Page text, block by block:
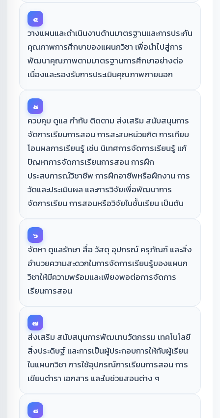
๔
วางแผนและดำเนินงานด้านมาตรฐานและการประกัน
คุณภาพการศึกษาของแผนกวิชา เพื่อนำไปสู่การ
พัฒนาคุณภาพตามมาตรฐานการศึกษาอย่างต่อ
เนื่องและรองรับการประเมินคุณภาพภายนอก
๕
ควบคุม ดูแล กำกับ ติดตาม ส่งเสริม สนับสนุนการ
จัดการเรียนการสอน การสะสมหน่วยกิต การเทียบ
โอนผลการเรียนรู้ เช่น นิเทศการจัดการเรียนรู้ แก้
ปัญหาการจัดการเรียนการสอน การฝึก
ประสบการณ์วิชาชีพ การฝึกอาชีพหรือฝึกงาน การ
วัดและประเมินผล และการวิจัยเพื่อพัฒนาการ
จัดการเรียน การสอนหรือวิจัยในชั้นเรียน เป็นต้น
๖
จัดหา ดูแลรักษา สื่อ วัสดุ อุปกรณ์ ครุภัณฑ์ และสิ่ง
อำนวยความสะดวกในการจัดการเรียนรู้ของแผนก
วิชาให้มีความพร้อมและเพียงพอต่อการจัดการ
เรียนการสอน
๗
ส่งเสริม สนับสนุนการพัฒนานวัตกรรม เทคโนโลยี
สิ่งประดิษฐ์ และการเป็นผู้ประกอบการให้กับผู้เรียน
ในแผนกวิชา การใช้อุปกรณ์การเรียนการสอน การ
เขียนตำรา เอกสาร และใบช่วยสอนต่าง ๆ
๘